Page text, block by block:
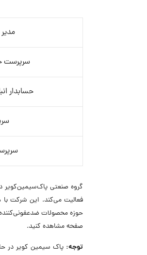
سرپرست
حسابدار
گروه صنعتی پاک‌سیمین‌کویر
فعالیت می‌کند. این شرکت
حوزه محصولات
صفحه مشاهده کنید.
توجه: